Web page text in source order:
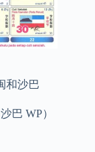
和沙巴
巴 WP）